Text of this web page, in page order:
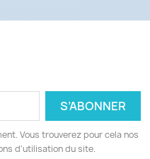
Vous trouverez pour cela nos
d'utilisation du site.